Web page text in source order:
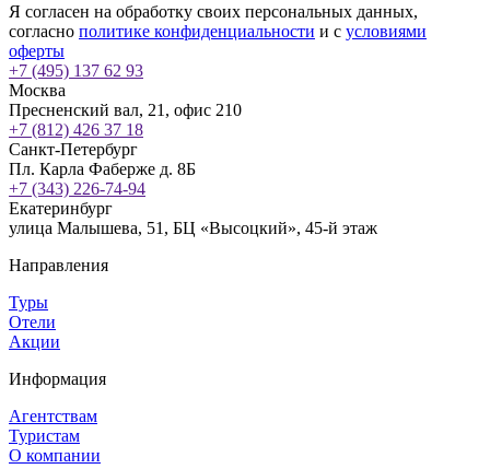
Я согласен на обработку своих персональных данных,
согласно политике конфиденциальности и с условиями
оферты
+7 (495) 137 62 93
Москва
Пресненский вал, 21, офис 210
+7 (812) 426 37 18
Санкт-Петербург
Пл. Карла Фаберже д. 8Б
+7 (343) 226-74-94
Екатеринбург
улица Малышева, 51, БЦ «Высоцкий», 45-й этаж
Направления
Туры
Отели
Акции
Информация
Агентствам
Туристам
О компании